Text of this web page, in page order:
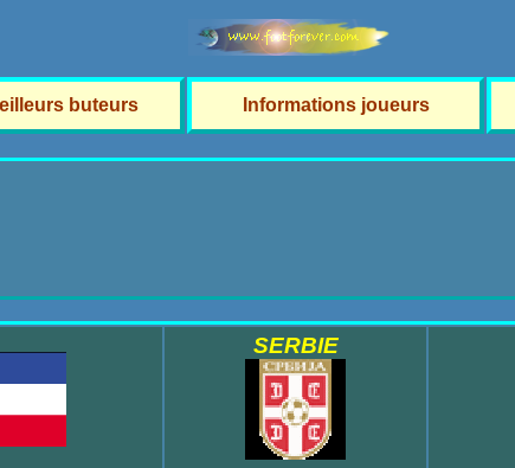
buteurs Informations joueurs
SERBIE